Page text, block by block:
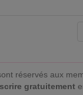
réservés aux
gratuitement